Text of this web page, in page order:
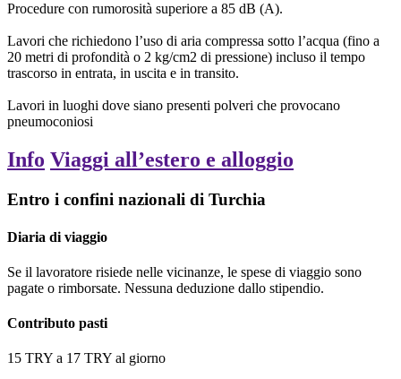
Procedure con rumorosità superiore a 85 dB (A).
Lavori che richiedono l’uso di aria compressa sotto l’acqua (fino a
20 metri di profondità o 2 kg/cm2 di pressione) incluso il tempo
trascorso in entrata, in uscita e in transito.
Lavori in luoghi dove siano presenti polveri che provocano
pneumoconiosi
Info Viaggi all’estero e alloggio
Entro i confini nazionali di Turchia
Diaria di viaggio
Se il lavoratore risiede nelle vicinanze, le spese di viaggio sono
pagate o rimborsate. Nessuna deduzione dallo stipendio.
Contributo pasti
15 TRY a 17 TRY al giorno